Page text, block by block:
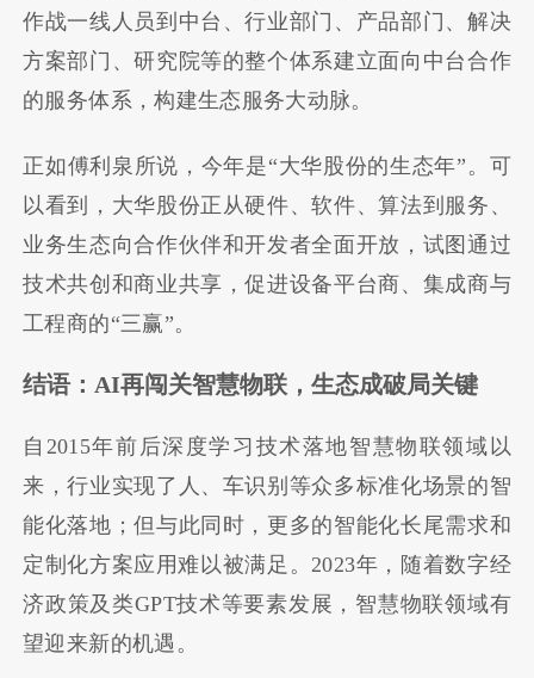
作战一线人员到中台、行业部门、产品部门、解决
方案部门、研究院等的整个体系建立面向中台合作
的服务体系，构建生态服务大动脉。
正如傅利泉所说，今年是“大华股份的生态年”。可
以看到，大华股份正从硬件、软件、算法到服务、
业务生态向合作伙伴和开发者全面开放，试图通过
技术共创和商业共享，促进设备平台商、集成商与
工程商的“三赢”。
结语：AI再闯关智慧物联，生态成破局关键
自2015年前后深度学习技术落地智慧物联领域以
来，行业实现了人、车识别等众多标准化场景的智
能化落地；但与此同时，更多的智能化长尾需求和
定制化方案应用难以被满足。2023年，随着数字经
济政策及类GPT技术等要素发展，智慧物联领域有
望迎来新的机遇。